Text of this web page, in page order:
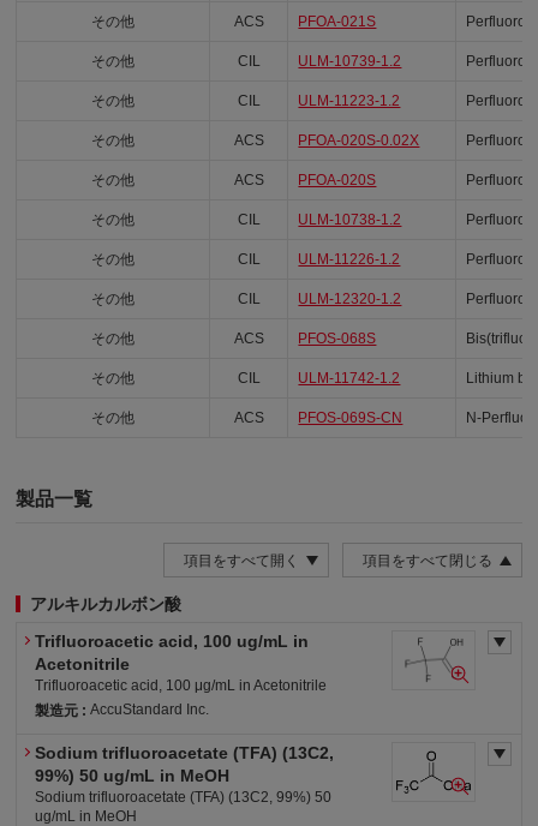
その他 ACS PFOA-021S
その他 CIL ULM-10739-1.2 Perfluoro-
その他 CIL ULM-11223-1.2 Perfluoro-
その他 ACS PFOA-020S-0.02X Perfluoro-
その他 ACS PFOA-020S Perfluoro-
その他 CIL ULM-10738-1.2 Perfluoro-
その他 CIL ULM-11226-1.2
その他 CIL ULM-12320-1.2 Perfluoro-
その他 ACS PFOS-068S
その他 CIL ULM-11742-1.2 Lithium
その他 ACS PFOS-069S-CN N-
製品一覧
項目をすべて開く 項目をすべて閉じる
アルキルカルボン酸
Trifluoroacetic acid, 100 ug/mL in
Acetonitrile
Trifluoroacetic acid, 100 μg/mL in Acetonitrile
製造元 :AccuStandard Inc.
危4-1(水) 労・表 労・S 審・優
Sodium trifluoroacetate (TFA) (13C2,
99%) 50 ug/mL in MeOH
Sodium trifluoroacetate (TFA) (13C2, 99%) 50
ug/mL in MeOH